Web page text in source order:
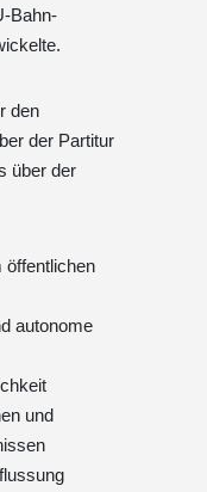
Bahn-
den
der Partitur
über der
öffentlichen
autonome
und